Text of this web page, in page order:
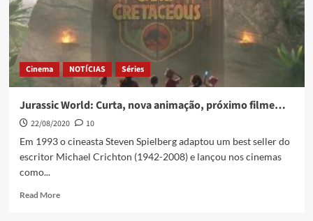
Cinema NOTÍCIAS Séries
Jurassic World: Curta, nova animação, próximo filme…
22/08/2020
10
Em 1993 o cineasta Steven Spielberg adaptou um best seller do
escritor Michael Crichton (1942-2008) e lançou nos cinemas
como...
Read More